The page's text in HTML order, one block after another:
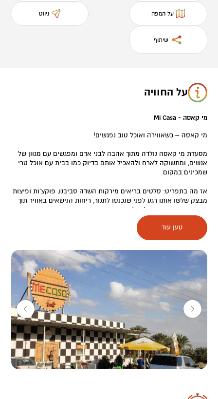
על המפה ניווט
שיתוף
על החוויה
מי קאסה - Mi Casa
מי קאסה – כשאווירה ואוכל טוב נפגשים!
מסעדת מי קאסה נולדה מתוך אהבה לבני אדם ומפגשים עם מגוון של
אנשים, ומתשוקה לארח ולהאכיל אותם בדיוק כמו בבית עם אוכל טרי
שמכינים במקום.
אז מה בתפריט: סלטים בריאים מירקות השדה סביבנו, פוקצ'ות ופיצות
מבצק שלשו אותו רגע לפני שנכנסו לתנור, ריחות הנישאים באוויר תוך
כדי שיח ונשנושים עד לקבלת המנות העיקריות.
המסעדה גובלת במטעי תמרים מצד אחד ובהרי המדבר מצד שני, בתוך
צומת בה נפגשים לרגעים נדירים של הנאה, שיח וטעמים מתובלים
האירוח בעיצוב ובאווירה כפרית, כמו קפיצה קטנה לאיטליה הישנה
והמסורתית, והכל מעשה ידיהם של המארחים.
במקום גם תפריט בשרי במטבח נפרד.
המסעדה נמצאת בצפון ים המלח, 20 דקות מירושלים ופתוחה בכל ימות
השבוע כולל שישי שבת בהזמנה מראש.
טען עוד